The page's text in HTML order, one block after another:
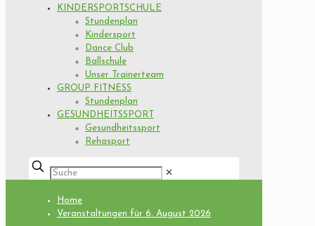
KINDERSPORTSCHULE
Stundenplan
Kindersport
Dance Club
Ballschule
Unser Trainerteam
GROUP FITNESS
Stundenplan
GESUNDHEITSSPORT
Gesundheitssport
Rehasport
✕
Home
Veranstaltungen für 6. August 2026